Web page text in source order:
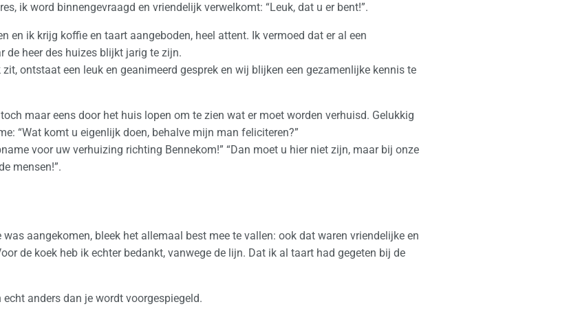
ik word binnengevraagd en vriendelijk verwelkomt: “Leuk, dat u er bent!”.
en ik krijg koffie en taart aangeboden, heel attent. Ik vermoed dat er al een
de heer des huizes blijkt jarig te zijn.
ontstaat een leuk en geanimeerd gesprek en wij blijken een gezamenlijke kennis te
maar eens door het huis lopen om te zien wat er moet worden verhuisd. Gelukkig
“Wat komt u eigenlijk doen, behalve mijn man feliciteren?”
voor uw verhuizing richting Bennekom!” “Dan moet u hier niet zijn, maar bij onze
mensen!”.
was aangekomen, bleek het allemaal best mee te vallen: ook dat waren vriendelijke en
de koek heb ik echter bedankt, vanwege de lijn. Dat ik al taart had gegeten bij de
anders dan je wordt voorgespiegeld.